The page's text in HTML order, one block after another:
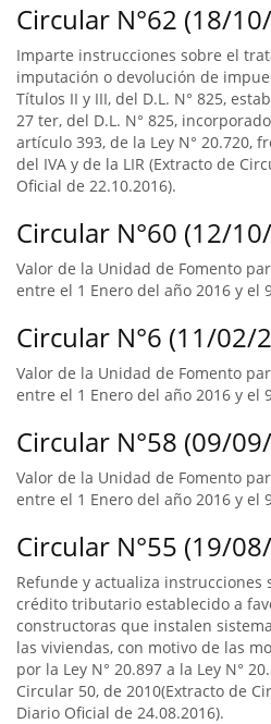
Circular N°62 (18/
Imparte instrucciones sobre el
imputación o devolución de
Títulos II y III, del D.L. N° 825,
27 ter, del D.L. N° 825,
artículo 393, de la Ley N° 20.720,
del IVA y de la LIR (Extracto de
Oficial de 22.10.2016).
Circular N°60 (12/
Valor de la Unidad de Fomento
entre el 1 Enero del año 2016 y el
Circular N°6 (11/02/
Valor de la Unidad de Fomento
entre el 1 Enero del año 2016 y el
Circular N°58 (09/
Valor de la Unidad de Fomento
entre el 1 Enero del año 2016 y el
Circular N°55 (19/
Refunde y actualiza instrucciones
crédito tributario establecido a
constructoras que instalen
las viviendas, con motivo de las
por la Ley N° 20.897 a la Ley N°
Circular 50, de 2010(Extracto de
Diario Oficial de 24.08.2016).